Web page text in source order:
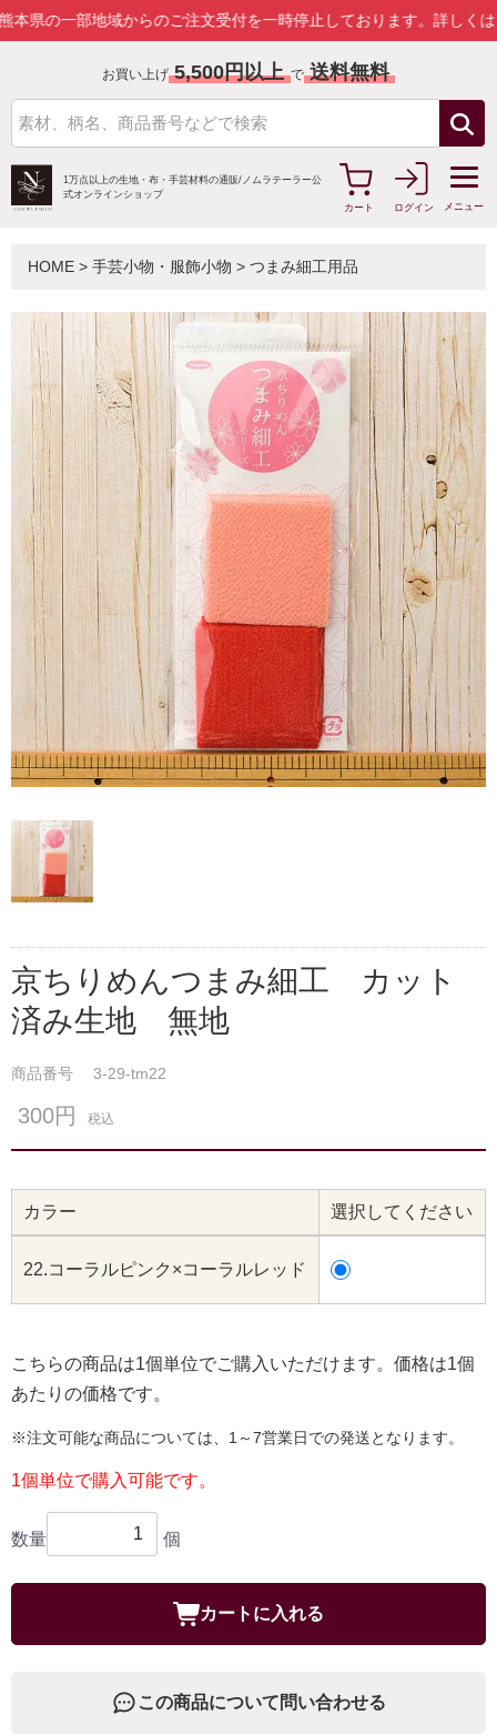
部地域からのご注文受付を一時停止しております。詳しくはこちら
お買い上げ 5,500円以上 で 送料無料
1万点以上の生地・布・手芸材料の通販/ ノムラテーラー公
式オンラインショップ
カート
ログイン メニュー
HOME > 手芸小物・服飾小物 > つまみ細工用品
京ちりめんつまみ細工 カット
済み生地 無地
商品番号 3-29-tm22
300円 税込
カラー 選択してください
22.コーラルピンク×コーラルレッド
こちらの商品は1個単位でご購入いただけます。価格は1個
あたりの価格です。
※注文可能な商品については、1～7営業日での発送となります。
1個単位で購入可能です。
数量 個
カートに入れる
この商品について問い合わせる